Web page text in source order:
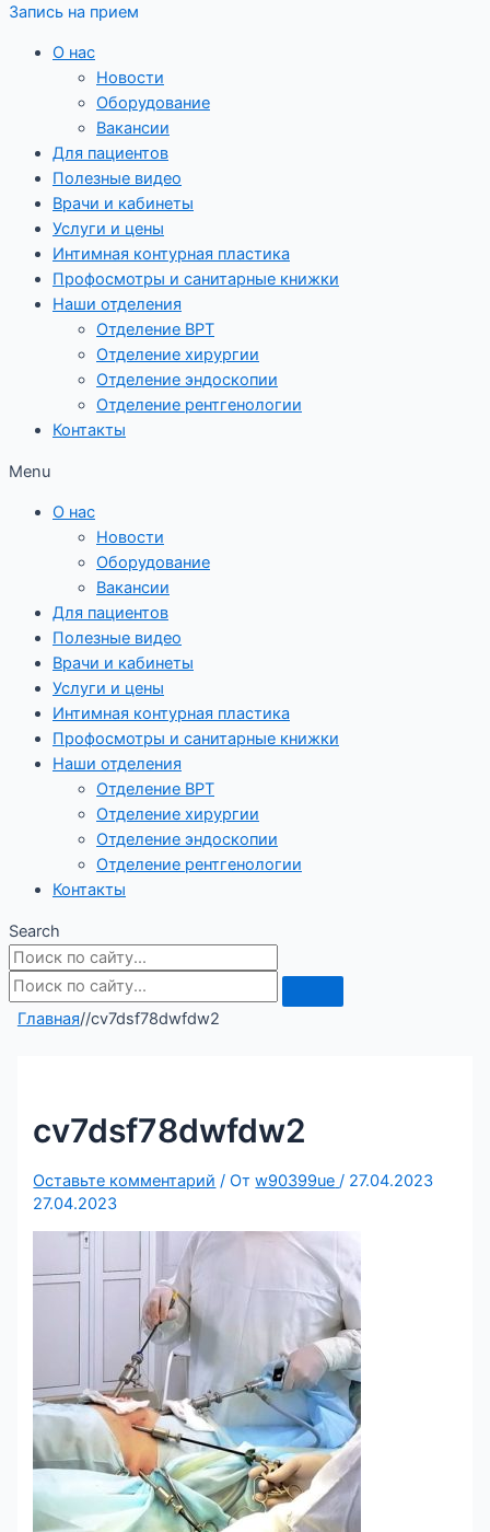
Запись на прием
О нас
Новости
Оборудование
Вакансии
Для пациентов
Полезные видео
Врачи и кабинеты
Услуги и цены
Интимная контурная пластика
Профосмотры и санитарные книжки
Наши отделения
Отделение ВРТ
Отделение хирургии
Отделение эндоскопии
Отделение рентгенологии
Контакты
Menu
О нас
Новости
Оборудование
Вакансии
Для пациентов
Полезные видео
Врачи и кабинеты
Услуги и цены
Интимная контурная пластика
Профосмотры и санитарные книжки
Наши отделения
Отделение ВРТ
Отделение хирургии
Отделение эндоскопии
Отделение рентгенологии
Контакты
Search
Главная//cv7dsf78dwfdw2
cv7dsf78dwfdw2
Оставьте комментарий / От w90399ue / 27.04.2023
27.04.2023